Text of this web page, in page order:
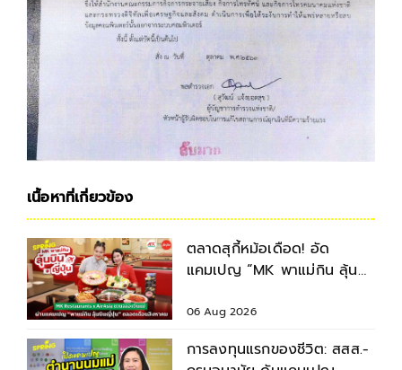
เนื้อหาที่เกี่ยวข้อง
ตลาดสุกี้หม้อเดือด! อัด
แคมเปญ “MK พาแม่กิน ลุ้น
2569
06 Aug 2026
การลงทุนแรกของชีวิต: สสส.-